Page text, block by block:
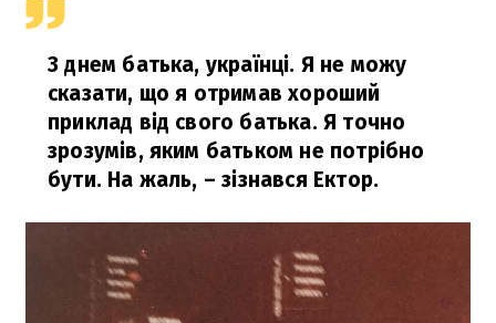
З днем батька, українці. Я не можу
сказати, що я отримав хороший
приклад від свого батька. Я точно
зрозумів, яким батьком не потрібно
бути. На жаль, – зізнався Ектор.